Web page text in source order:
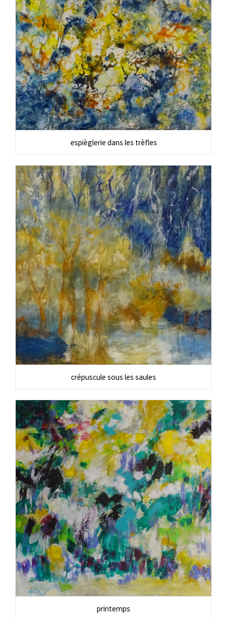
espièglerie dans les trèfles
crépuscule sous les saules
printemps